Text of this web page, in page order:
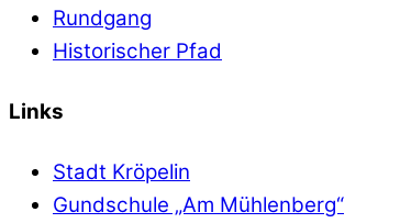
Rundgang
Historischer Pfad
Links
Stadt Kröpelin
Gundschule „Am Mühlenberg“